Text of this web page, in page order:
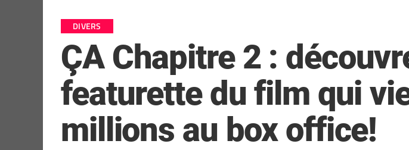
DIVERS
ÇA Chapitre 2 :
featurette du film qui
millions au box office!